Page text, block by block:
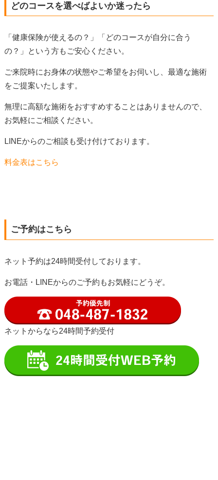
どのコースを選べばよいか迷ったら
「健康保険が使えるの？」「どのコースが自分に合う
の？」という方もご安心ください。
ご来院時にお身体の状態やご希望をお伺いし、最適な施術
をご提案いたします。
無理に高額な施術をおすすめすることはありませんので、
お気軽にご相談ください。
LINEからのご相談も受け付けております。
料金表はこちら
ご予約はこちら
ネット予約は24時間受付しております。
お電話・LINEからのご予約もお気軽にどうぞ。
ネットからなら24時間予約受付